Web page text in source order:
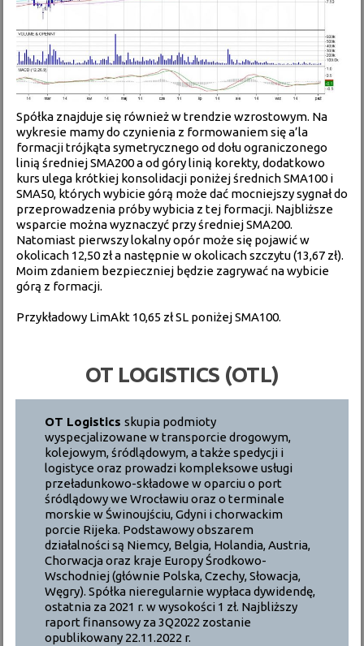
Spółka znajduje się również w trendzie wzrostowym. Na
wykresie mamy do czynienia z formowaniem się a’la
formacji trójkąta symetrycznego od dołu ograniczonego
linią średniej SMA200 a od góry linią korekty, dodatkowo
kurs ulega krótkiej konsolidacji poniżej średnich SMA100 i
SMA50, których wybicie górą może dać mocniejszy sygnał do
przeprowadzenia próby wybicia z tej formacji. Najbliższe
wsparcie można wyznaczyć przy średniej SMA200.
Natomiast pierwszy lokalny opór może się pojawić w
okolicach 12,50 zł a następnie w okolicach szczytu (13,67 zł).
Moim zdaniem bezpieczniej będzie zagrywać na wybicie
górą z formacji.
Przykładowy LimAkt 10,65 zł SL poniżej SMA100.
OT LOGISTICS (OTL)
OT Logisticsskupia podmioty
wyspecjalizowane w transporcie drogowym,
kolejowym, śródlądowym, a także spedycji i
logistyce oraz prowadzi kompleksowe usługi
przeładunkowo-składowe w oparciu o port
śródlądowy we Wrocławiu oraz o terminale
morskie w Świnoujściu, Gdyni i chorwackim
porcie Rijeka. Podstawowy obszarem
działalności są Niemcy, Belgia, Holandia, Austria,
Chorwacja oraz kraje Europy Środkowo-
Wschodniej (głównie Polska, Czechy, Słowacja,
Węgry). Spółka nieregularnie wypłaca dywidendę,
ostatnia za 2021 r. w wysokości 1 zł. Najbliższy
raport finansowy za 3Q2022 zostanie
opublikowany 22.11.2022 r.